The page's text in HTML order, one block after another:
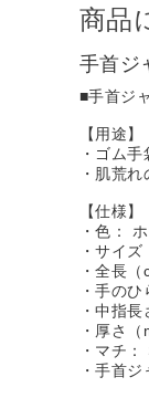
商品
手首ジ
■手首ジ
【用途】
・ゴム手
・肌荒
【仕様】
・色：
・サイズ
・全長
・手の
・中指
・厚さ
・マチ：
・手首